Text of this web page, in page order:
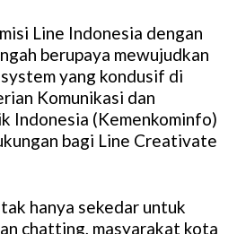
Line Indonesia dengan
berupaya mewujudkan
yang kondusif di
Komunikasi dan
Indonesia (Kemenkominfo)
bagi Line Creativate
hanya sekedar untuk
chatting, masyarakat kota